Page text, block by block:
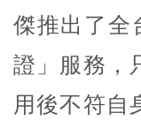
傑推出了全
證」服務，
用後不符自